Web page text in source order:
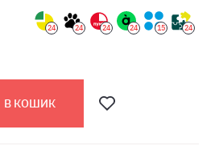
24 24 24 24 15 24
В КОШИК